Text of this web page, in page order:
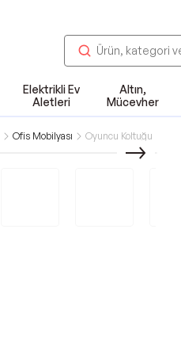
Elektrikli Ev
Aletleri
Altın,
Mücevher
Ofis Mobilyası Oyuncu Koltuğu